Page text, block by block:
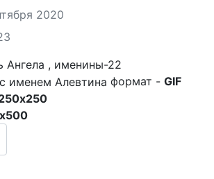
2020
Ангела , именины-22
формат - GIF